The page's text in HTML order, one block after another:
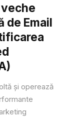
de Email
și operează